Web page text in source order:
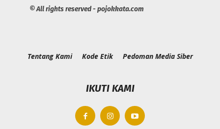
© All rights reserved - pojokkata.com
Tentang Kami Kode Etik Pedoman Media Siber
IKUTI KAMI